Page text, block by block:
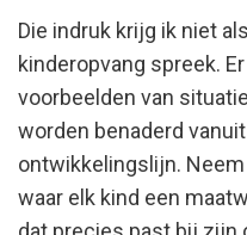
Die indruk krijg ik niet
kinderopvang spreek.
voorbeelden van
worden benaderd
ontwikkelingslijn.
waar elk kind een